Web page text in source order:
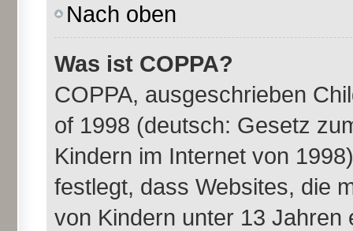
Nach oben
Was ist COPPA?
COPPA, ausgeschrieben
of 1998 (deutsch: Gesetz
Kindern im Internet von
festlegt, dass Websites, die
von Kindern unter 13